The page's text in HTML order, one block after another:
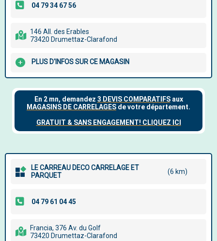
146 All. des Erables
73420 Drumettaz-Clarafond
PLUS D'INFOS SUR CE MAGASIN
LE CARREAU DECO CARRELAGE ET
PARQUET
(6 km)
Francia, 376 Av. du Golf
73420 Drumettaz-Clarafond